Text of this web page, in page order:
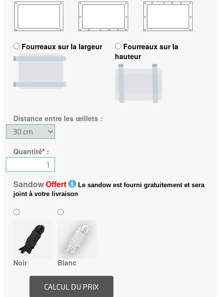
Fourreaux sur la largeur
Fourreaux sur la
hauteur
Distance entre les œillets:
Quantité*:
SandowOffert
Le sandow est fourni gratuitement et sera
joint à votre livraison
Noir Blanc